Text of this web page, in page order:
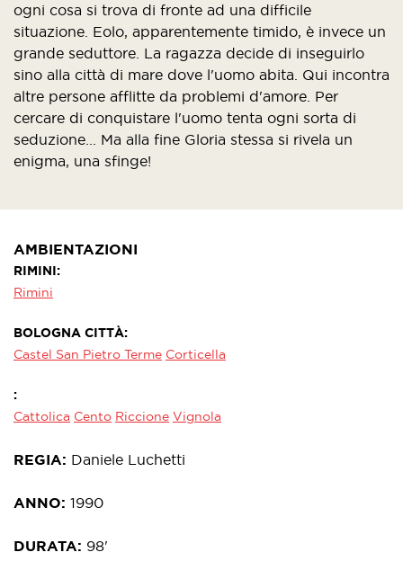
ogni cosa si trova di fronte ad una difficile
situazione. Eolo, apparentemente timido, è invece un
grande seduttore. La ragazza decide di inseguirlo
sino alla città di mare dove l'uomo abita. Qui incontra
altre persone afflitte da problemi d'amore. Per
cercare di conquistare l'uomo tenta ogni sorta di
seduzione... Ma alla fine Gloria stessa si rivela un
enigma, una sfinge!
AMBIENTAZIONI
RIMINI
Rimini
BOLOGNA CITTÀ
Castel San Pietro Terme Corticella
Cattolica Cento Riccione Vignola
REGIA Daniele Luchetti
ANNO 1990
DURATA 98'